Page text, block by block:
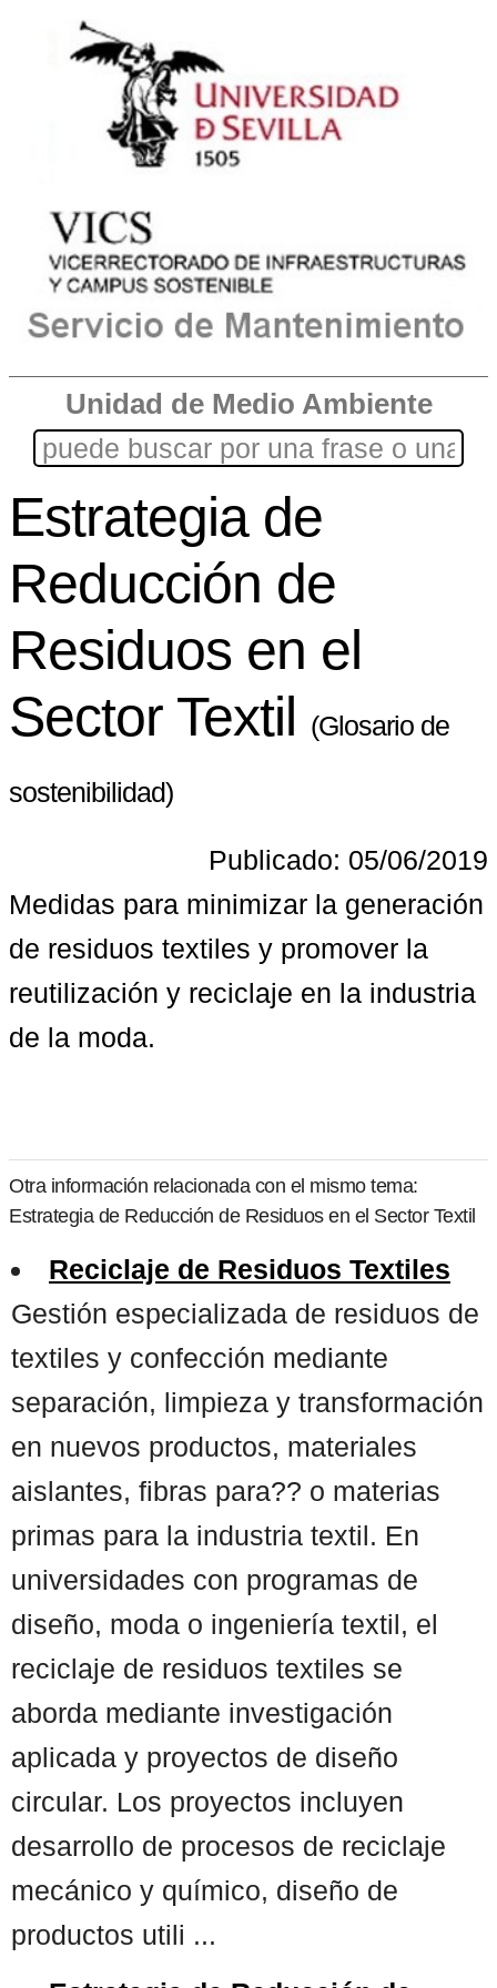
Unidad de Medio Ambiente
Estrategia de
Reducción de
Residuos en el
Sector Textil (Glosario de
sostenibilidad)
Publicado: 05/06/2019
Medidas para minimizar la generación
de residuos textiles y promover la
reutilización y reciclaje en la industria
de la moda.
Otra información relacionada con el mismo tema:
Estrategia de Reducción de Residuos en el Sector Textil
Reciclaje de Residuos Textiles
Gestión especializada de residuos de
textiles y confección mediante
separación, limpieza y transformación
en nuevos productos, materiales
aislantes, fibras para?? o materias
primas para la industria textil. En
universidades con programas de
diseño, moda o ingeniería textil, el
reciclaje de residuos textiles se
aborda mediante investigación
aplicada y proyectos de diseño
circular. Los proyectos incluyen
desarrollo de procesos de reciclaje
mecánico y químico, diseño de
productos utili ...